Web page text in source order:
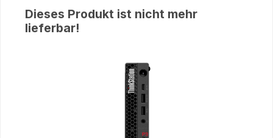
Dieses Produkt ist nicht mehr
lieferbar!